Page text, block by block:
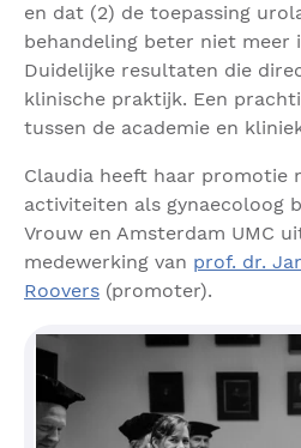
en dat (2) de toepassing
behandeling beter niet meer
Duidelijke resultaten die
klinische praktijk. Een
tussen de academie en
Claudia heeft haar promotie
activiteiten als gynaecoloog
Vrouw en Amsterdam UMC
medewerking van prof. dr.
Roovers (promoter).